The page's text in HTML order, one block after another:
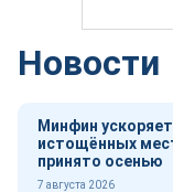
Новости
Минфин
истощённых
принято осенью
7 августа 2026